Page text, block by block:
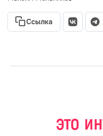
Ссылка
это